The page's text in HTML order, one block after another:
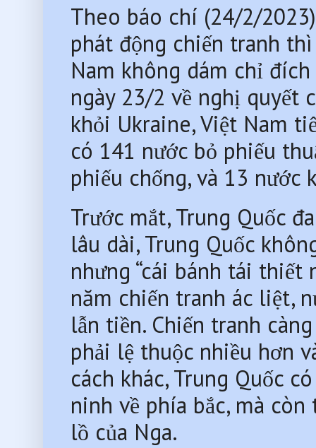
Theo báo chí (24/2/
phát động chiến tranh
Nam không dám chỉ đích
ngày 23/2 về nghị quyết
khỏi Ukraine, Việt Nam
có 141 nước bỏ phiếu
phiếu chống, và 13 nước
Trước mắt, Trung Quốc
lâu dài, Trung Quốc
nhưng “cái bánh tái thiết
năm chiến tranh ác liệt,
lẫn tiền. Chiến tranh
phải lệ thuộc nhiều hơn
cách khác, Trung Quốc
ninh về phía bắc, mà
lồ của Nga.